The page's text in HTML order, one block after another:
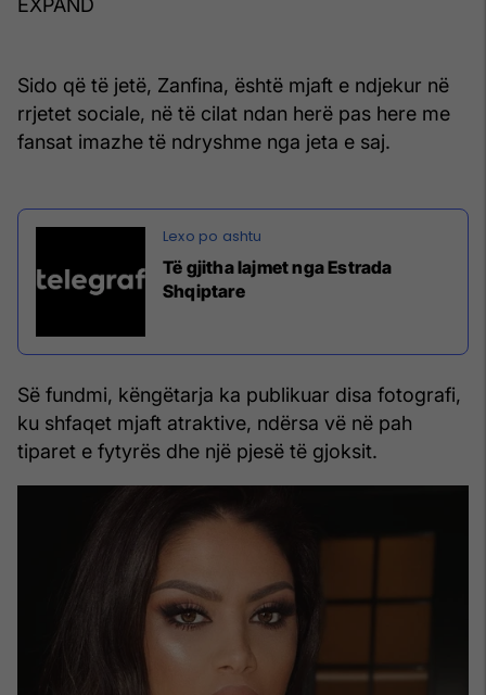
EXPAND
Sido që të jetë, Zanfina, është mjaft e ndjekur në
rrjetet sociale, në të cilat ndan herë pas here me
fansat imazhe të ndryshme nga jeta e saj.
Të gjitha lajmet nga Estrada
Shqiptare
Së fundmi, këngëtarja ka publikuar disa fotografi,
ku shfaqet mjaft atraktive, ndërsa vë në pah
tiparet e fytyrës dhe një pjesë të gjoksit.